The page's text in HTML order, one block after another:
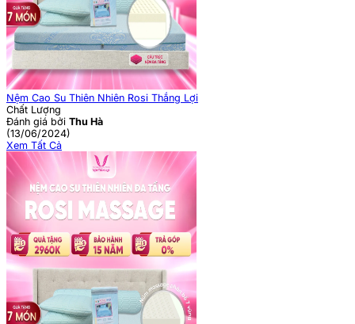
Nệm Cao Su Thiên Nhiên Rosi Thắng Lợi
Chất Lượng
Đánh giá bởi Thu Hà
(13/06/2024)
Xem Tất Cả